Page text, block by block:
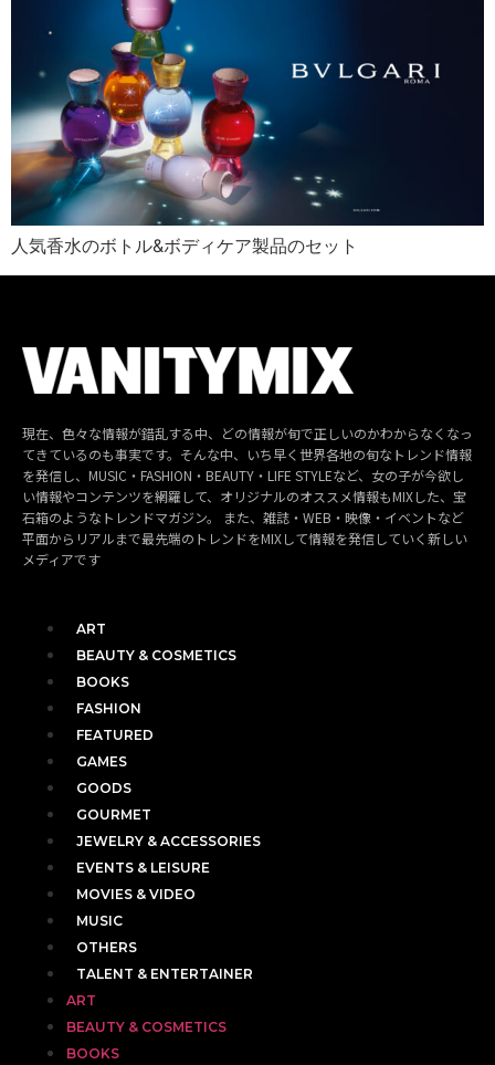
人気香水のボトル&ボディケア製品のセット
現在、色々な情報が錯乱する中、どの情報が旬で正しいのかわからなくなっ
てきているのも事実です。そんな中、いち早く世界各地の旬なトレンド情報
を発信し、MUSIC・FASHION・BEAUTY・LIFE STYLEなど、女の子が今欲し
い情報やコンテンツを網羅して、オリジナルのオススメ情報もMIXした、宝
石箱のようなトレンドマガジン。 また、雑誌・WEB・映像・イベントなど
平面からリアルまで最先端のトレンドをMIXして情報を発信していく新しい
メディアです
ART
BEAUTY & COSMETICS
BOOKS
FASHION
FEATURED
GAMES
GOODS
GOURMET
JEWELRY & ACCESSORIES
EVENTS & LEISURE
MOVIES & VIDEO
MUSIC
OTHERS
TALENT & ENTERTAINER
ART
BEAUTY & COSMETICS
BOOKS